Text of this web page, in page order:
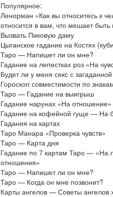
Популярное:
Ленорман «Как вы относитесь к
относится в вам, что мешает быть
Вызвать Пиковую даму
Цыганское гадание на Костях
Таро — Напишет ли он мне?
Гадание на лепестках роз «На
Будет ли у меня секс с
Гороскоп совместимости по
Таро — Гадание на выигрыш
Гадание нарунах «На отношение»
Гадание на кофейной гуще — На
Гадания на картах
Таро Манара «Проверка чувств»
Таро — Карта дня
Гадание по 7 картам Таро — «На
отношения»
Таро — Напишет ли он мне?
Таро — Когда он мне позвонит?
Карты ангелов — Советы ангелов